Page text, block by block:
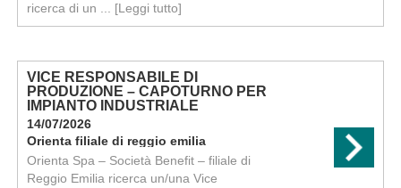
ricerca di un ... [Leggi tutto]
VICE RESPONSABILE DI
PRODUZIONE – CAPOTURNO PER
IMPIANTO INDUSTRIALE
14/07/2026
Orienta filiale di reggio emilia
Orienta Spa – Società Benefit – filiale di
Reggio Emilia ricerca un/una Vice